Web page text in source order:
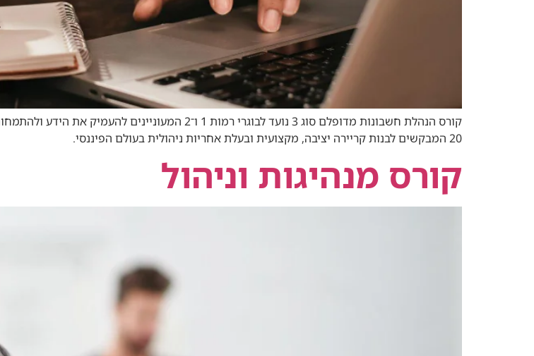
קורס הנהלת חשבונות מדופלם סוג 3 נועד לבוגרי רמות 1
20 המבקשים לבנות קריירה יציבה, מקצועית ובעלת אחריות ניהולית בעולם הפיננסי.
קורס מנהיגות וניהול